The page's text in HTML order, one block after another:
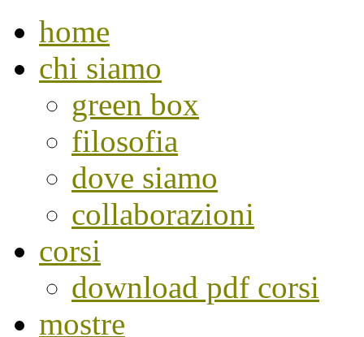
home
chi siamo
green box
filosofia
dove siamo
collaborazioni
corsi
download pdf corsi
mostre